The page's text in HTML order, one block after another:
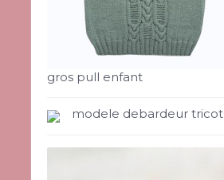
gros pull enfant
modele debardeur tricot